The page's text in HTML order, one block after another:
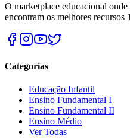
O marketplace educacional
encontram os melhores
Categorias
Educação Infantil
Ensino Fundamental I
Ensino Fundamental II
Ensino Médio
Ver Todas